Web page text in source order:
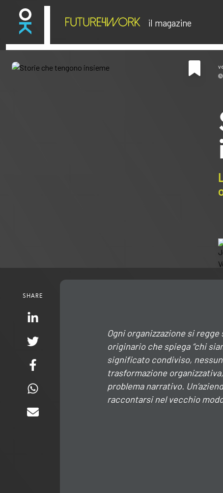
il magazine
SHARE
Ogni organizzazione si
originario che spiega “chi
significato condiviso,
trasformazione
problema narrativo.
raccontarsi nel vecchio